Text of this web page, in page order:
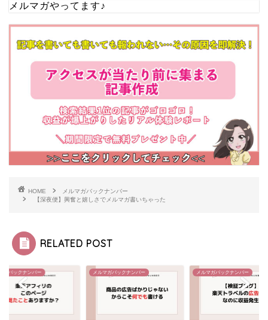
メルマガやってます♪
HOME
メルマガバックナンバー
【深夜便】興奮と嬉しさでメルマガ書いちゃった
RELATED POST
ガバックナンバー メルマガバックナンバー メルマガバックナンバー